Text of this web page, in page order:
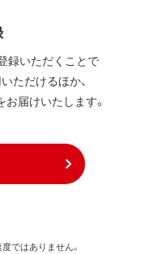
録いただくことで
ただけるほか、
届けいたします。
ではありません。